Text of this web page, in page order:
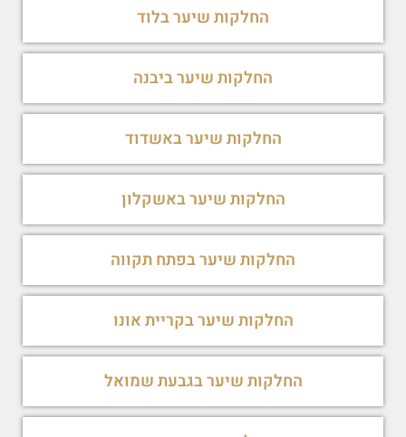
החלקות שיער בלוד
החלקות שיער ביבנה
החלקות שיער באשדוד
החלקות שיער באשקלון
החלקות שיער בפתח תקווה
החלקות שיער בקריית אונו
החלקות שיער בגבעת שמואל